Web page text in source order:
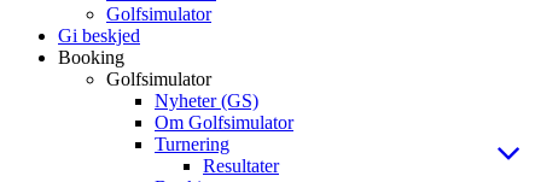
Golfsimulator
Gi beskjed
Booking
Golfsimulator
Nyheter (GS)
Om Golfsimulator
Turnering
Resultater